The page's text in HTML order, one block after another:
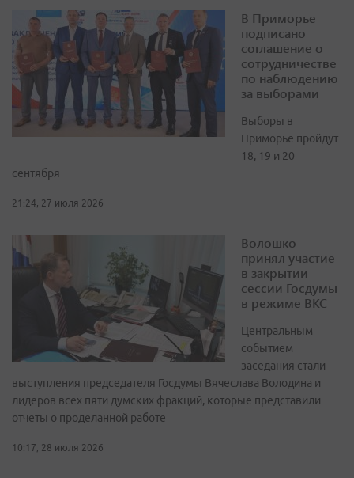
В Приморье
подписано
соглашение о
сотрудничестве
по наблюдению
за выборами
Выборы в
Приморье пройдут
18, 19 и 20
сентября
21:24, 27 июля 2026
Волошко
принял участие
в закрытии
сессии Госдумы
в режиме ВКС
Центральным
событием
заседания стали
выступления председателя Госдумы Вячеслава Володина и
лидеров всех пяти думских фракций, которые представили
отчеты о проделанной работе
10:17, 28 июля 2026